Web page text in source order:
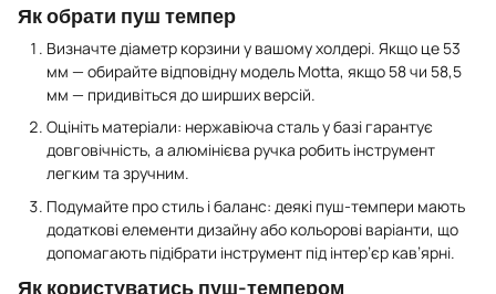
Як обрати пуш темпер
Визначте діаметр корзини у вашому холдері. Якщо це 53
мм — обирайте відповідну модель Motta, якщо 58 чи 58,5
мм — придивіться до ширших версій.
Оцініть матеріали: нержавіюча сталь у базі гарантує
довговічність, а алюмінієва ручка робить інструмент
легким та зручним.
Подумайте про стиль і баланс: деякі пуш-темпери мають
додаткові елементи дизайну або кольорові варіанти, що
допомагають підібрати інструмент під інтер’єр кав’ярні.
Як користуватись пуш-темпером